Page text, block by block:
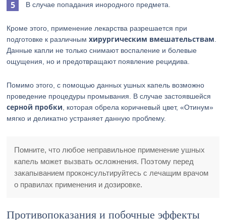
В случае попадания инородного предмета.
Кроме этого, применение лекарства разрешается при
подготовке к различнымхирургическим вмешательствам
Данные капли не только снимают воспаление и болевые
ощущения, но и предотвращают появление рецидива.
Помимо этого, с помощью данных ушных капель возможно
проведение процедуры промывания. В случае застоявшейся
серной пробки , которая обрела коричневый цвет, «Отинум»
мягко и деликатно устраняет данную проблему.
Помните, что любое неправильное применение ушных
капель может вызвать осложнения. Поэтому перед
закапыванием проконсультируйтесь с лечащим врачом
о правилах применения и дозировке.
Противопоказания и побочные эффекты